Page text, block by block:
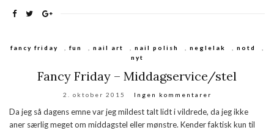
fancy friday fun nail art nail polish neglelak notd
nyt
Fancy Friday – Middagservice/stel
2. oktober 2015 Ingen kommentarer
Da jeg så dagens emne var jeg mildest talt lidt i vildrede, da jeg ikke
aner særlig meget om middagstel eller mønstre. Kender faktisk kun til